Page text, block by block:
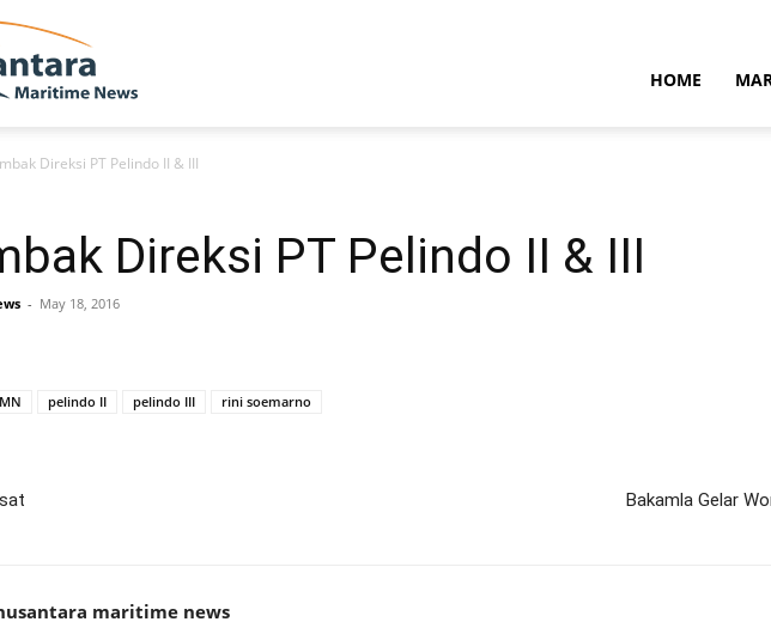
HOME
Direksi PT Pelindo II & III
Direksi PT Pelindo II & III
- May 18, 2016
pelindo II pelindo III rini soemarno
Bakamla Gelar
maritime news